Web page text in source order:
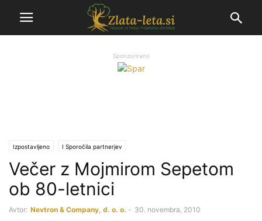
Sponzorirano
Izpostavljeno Ι Sporočila partnerjev
Večer z Mojmirom Sepetom
ob 80-letnici
Avtor: Nevtron & Company, d. o. o. - 30. novembra, 2010